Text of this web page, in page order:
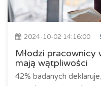
2024-10-02 14:16:00
Młodzi pracownicy
mają wątpliwości
42% badanych